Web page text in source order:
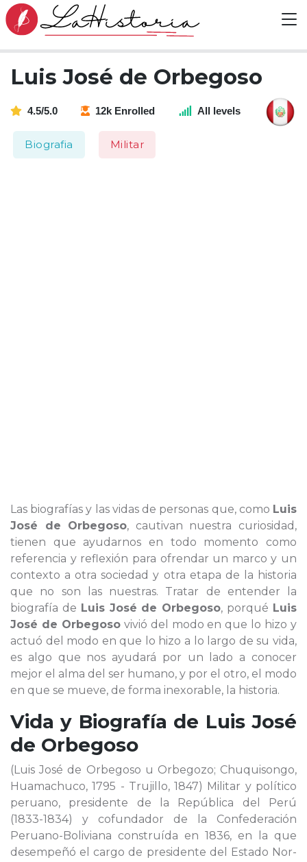
Luis José de Orbegoso
4.5/5.0 12k Enrolled All levels
Biografia Militar
Las biografías y las vidas de personas que, como Luis
José de Orbegoso, cautivan nuestra curiosidad,
tienen que ayudarnos en todo momento como
referencia y reflexión para ofrendar un marco y un
contexto a otra sociedad y otra etapa de la historia
que no son las nuestras. Tratar de entender la
biografía de Luis José de Orbegoso, porqué Luis
José de Orbegosovivió del modo en que lo hizo y
actuó del modo en que lo hizo a lo largo de su vida,
es algo que nos ayudará por un lado a conocer
mejor el alma del ser humano, y por el otro, el modo
en que se mueve, de forma inexorable, la historia.
Vida y Biografía de Luis José
de Orbegoso
(Luis José de Orbegoso u Orbegozo; Chuquisongo,
Huamachuco, 1795 - Trujillo, 1847) Militar y político
peruano, presidente de la República del Perú
(1833-1834) y cofundador de la Confederación
Peruano-Boliviana construída en 1836, en la que
desempeñó el cargo de presidente del Estado Nor-